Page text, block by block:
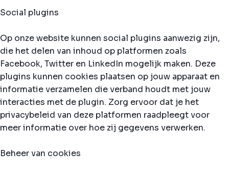
Social plugins
Op onze website kunnen social plugins aanwezig zijn,
die het delen van inhoud op platformen zoals
Facebook, Twitter en LinkedIn mogelijk maken. Deze
plugins kunnen cookies plaatsen op jouw apparaat en
informatie verzamelen die verband houdt met jouw
interacties met de plugin. Zorg ervoor dat je het
privacybeleid van deze platformen raadpleegt voor
meer informatie over hoe zij gegevens verwerken.
Beheer van cookies